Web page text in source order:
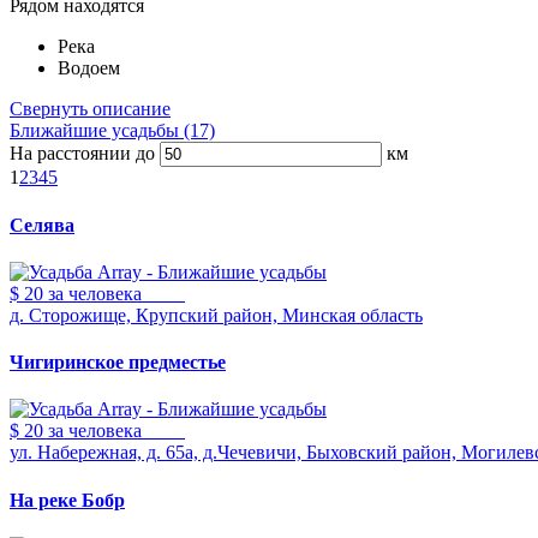
Рядом находятся
Река
Водоем
Свернуть описание
Ближайшие усадьбы (17)
На расстоянии до
км
1 2345
Селява
$ 20 за человека
д. Сторожище, Крупский район, Минская область
Чигиринское предместье
$ 20 за человека
ул. Набережная, д. 65а, д.Чечевичи, Быховский район,
На реке Бобр